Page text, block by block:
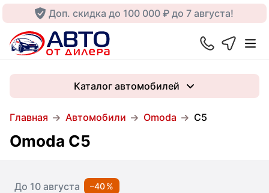
Доп. скидка до 100 000 ₽ до 7 августа!
Главная Автомобили Omoda C5
Каталог автомобилей
Omoda C5
До 10 августа –40 %